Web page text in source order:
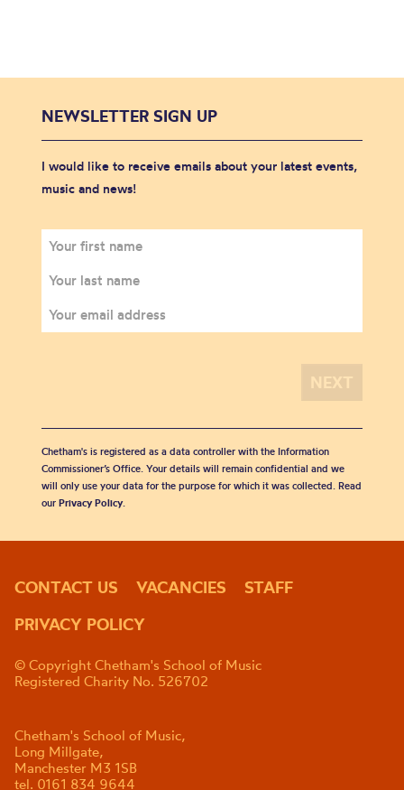
NEWSLETTER SIGN UP
I would like to receive emails about your latest events,
music and news!
Chetham's is registered as a data controller with the Information
Commissioner’s Office. Your details will remain confidential and we
will only use your data for the purpose for which it was collected. Read
our Privacy Policy.
CONTACT US VACANCIES
STAFF
PRIVACY POLICY
© Copyright Chetham's School of Music
Registered Charity No. 526702
Chetham's School of Music,
Long Millgate,
Manchester M3 1SB
tel. 0161 834 9644